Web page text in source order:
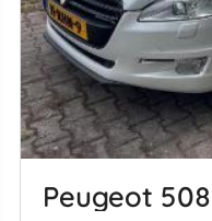
Peugeot 508